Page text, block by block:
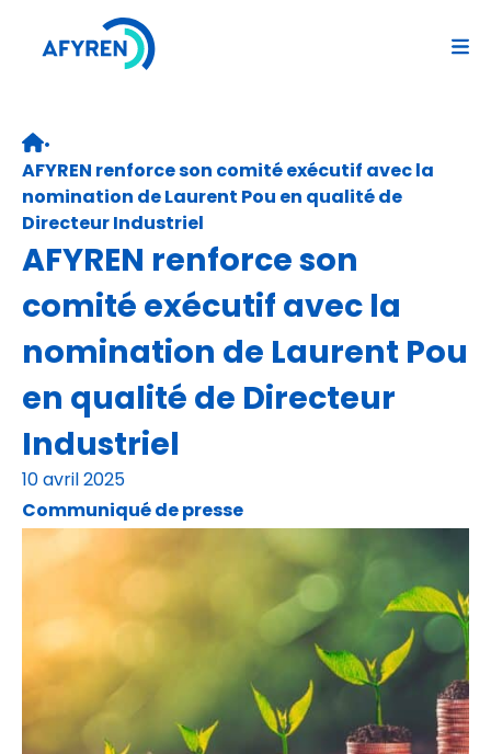
contenu
Retour page d’accueil
•
AFYREN renforce son comité exécutif avec la
nomination de Laurent Pou en qualité de
Directeur Industriel
AFYREN renforce son
comité exécutif avec la
nomination de Laurent Pou
en qualité de Directeur
Industriel
10 avril 2025
Communiqué de presse